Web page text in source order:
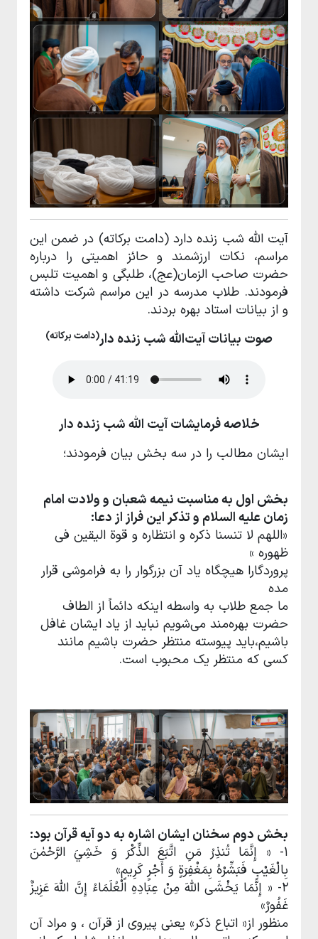
آیت الله شب زنده دارد (دامت برکاته) در ضمن این
مراسم، نکات ارزشمند و حائز اهمیتی را درباره
حضرت صاحب الزمان(عج)، طلبگی و اهمیت تلبس
فرمودند. طلاب مدرسه در این مراسم شرکت داشته
و از بیانات استاد بهره بردند.
صوت بیانات آیت‌الله شب زنده دار(دامت برکاته)
خلاصه فرمایشات آیت الله شب زنده دار
ایشان مطالب را در سه بخش بیان فرمودند؛
بخش اول به مناسبت نیمه شعبان و ولادت امام
زمان علیه السلام و تذکر این فراز از دعا:
«اللهم لا تنسنا ذکره و انتظاره و قوة الیقین فی
ظهوره »
پروردگارا هیچگاه یاد آن بزرگوار را به فراموشی قرار
مده
ما جمع طلاب به واسطه اینکه دائماً از الطاف
حضرت بهره‌مند می‌شویم نباید از یاد ایشان غافل
باشیم،باید پیوسته منتظر حضرت باشیم مانند
کسی که منتظر یک محبوب است.
بخش دوم سخنان ایشان اشاره به دو آیه قرآن بود:
۱- « إِنَّمَا تُنذِرُ مَنِ اتَّبَعَ الذِّكْرَ وَ خَشِيَ الرَّحْمٰنَ
بِالْغَيْبِ فَبَشِّرْهُ بِمَغْفِرَةٍ وَ أَجْرٍ كَرِيمٍ»
۲- « إِنَّمَا يَخْشَى اللَّهَ مِنْ عِبَادِهِ الْعُلَمَاءُ إِنَّ اللَّهَ عَزِيزٌ
غَفُورٌ»
منظور از« اتباع ذکر» یعنی پیروی از قرآن ، و مراد آن